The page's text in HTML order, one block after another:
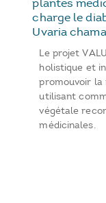
plantes
charge le
Uvaria
Le projet
holistique et
promouvoir la
utilisant
végétale
médicinales.